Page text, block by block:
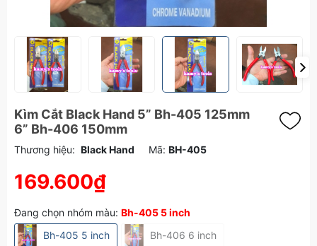
Kìm Cắt Black Hand 5” Bh-405 125mm
6” Bh-406 150mm
Thương hiệu: Black Hand Mã: BH-405
169.600₫
Đang chọn nhóm màu: Bh-405 5 inch
Bh-405 5 inch
Bh-406 6 inch